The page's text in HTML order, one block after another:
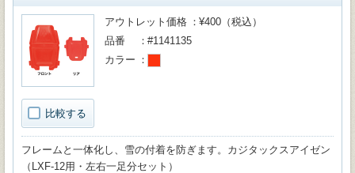
比較する
アウトレット価格
¥400（税込）
品番
#1141135
カラー
フレームと一体化し、雪の付着を防ぎます。カジタックスアイゼン
（LXF-12用・左右一足分セット）